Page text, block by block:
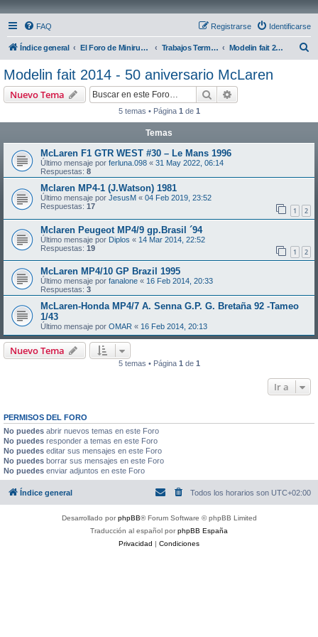
FAQ Identificarse
Registrarse
Índice general El Foro de Miniruedas Trabajos Terminados Modelin fait 2014 - 50 aniversario McLaren
Modelin fait 2014 - 50 aniversario McLaren
Nuevo Tema Buscar
5 temas • Página 1 de 1
Temas
McLaren F1 GTR WEST #30 – Le Mans 1996
Último mensaje por ferluna.098 « 31 May 2022, 06:14
Respuestas: 8
Mclaren MP4-1 (J.Watson) 1981
Último mensaje por JesusM « 04 Feb 2019, 23:52
Respuestas: 17 1 2
Mclaren Peugeot MP4/9 gp.Brasil ´94
Último mensaje por Diplos « 14 Mar 2014, 22:52
Respuestas: 19 1 2
McLaren MP4/10 GP Brazil 1995
Último mensaje por fanalone « 16 Feb 2014, 20:33
Respuestas: 3
McLaren-Honda MP4/7 A. Senna G.P. G. Bretaña 92 -Tameo
1/43
Último mensaje por OMAR « 16 Feb 2014, 20:13
Nuevo Tema
5 temas • Página 1 de 1
Ir a
PERMISOS DEL FORO
No puedes abrir nuevos temas en este Foro
No puedes responder a temas en este Foro
No puedes editar sus mensajes en este Foro
No puedes borrar sus mensajes en este Foro
No puedes enviar adjuntos en este Foro
Índice general Todos los horarios son UTC+02:00
Desarrollado porphpBB® Forum Software © phpBB Limited
Traducción al español porphpBB España
Privacidad | Condiciones